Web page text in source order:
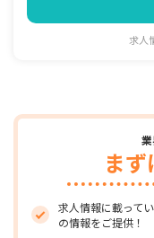
求人
ま
求人情報に載って
の情報をご提供！